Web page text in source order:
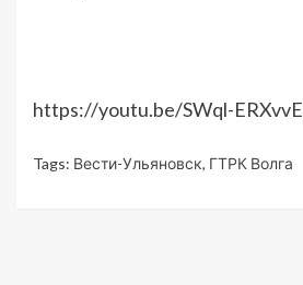
https://youtu.be/SWql-ERXvvE
Tags: Вести-Ульяновск, ГТРК Волга